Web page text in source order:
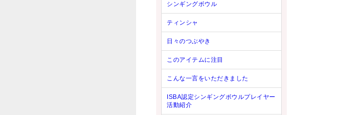
シンギングボウル
ティンシャ
日々のつぶやき
このアイテムに注目
こんな一言をいただきました
ISBA認定シンギングボウルプレイヤー
活動紹介